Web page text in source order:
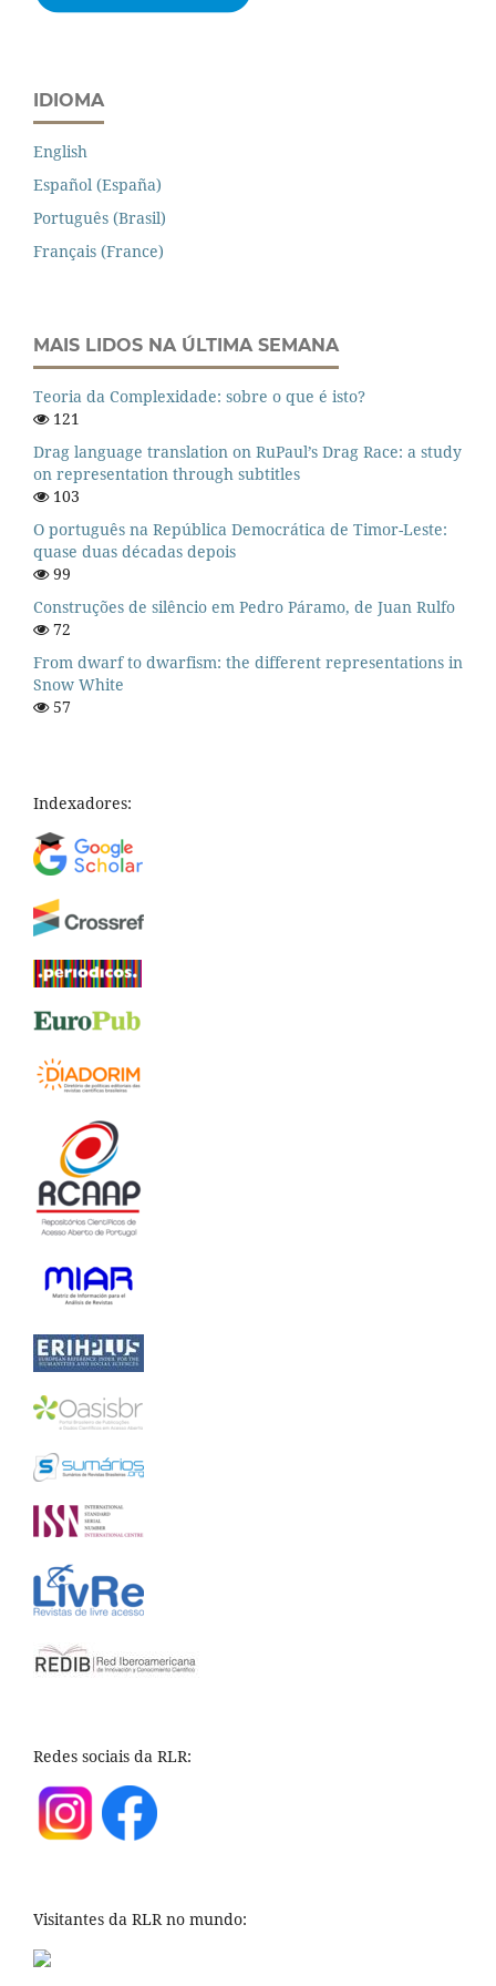
IDIOMA
English
Español (España)
Português (Brasil)
Français (France)
MAIS LIDOS NA ÚLTIMA SEMANA
Teoria da Complexidade: sobre o que é isto?
121
Drag language translation on RuPaul’s Drag Race: a study
on representation through subtitles
103
O português na República Democrática de Timor-Leste:
quase duas décadas depois
99
Construções de silêncio em Pedro Páramo, de Juan Rulfo
72
From dwarf to dwarfism: the different representations in
Snow White
57
Indexadores:
Redes sociais da RLR:
Visitantes da RLR no mundo: